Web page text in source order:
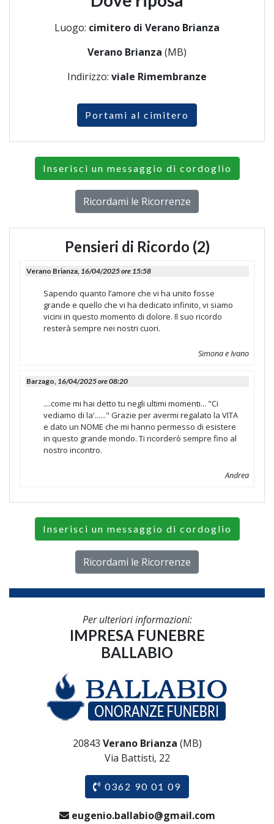
Luogo: cimitero di Verano Brianza
Verano Brianza (MB)
Indirizzo: viale Rimembranze
Portami al cimitero
Inserisci un messaggio di cordoglio
Ricordami le Ricorrenze
Pensieri di Ricordo (2)
Verano Brianza, 16/04/2025 ore 15:58
Sapendo quanto l’amore che vi ha unito fosse
grande e quello che vi ha dedicato infinito, vi siamo
vicini in questo momento di dolore. Il suo ricordo
resterà sempre nei nostri cuori.
Simona e Ivano
Barzago, 16/04/2025 ore 08:20
....come mi hai detto tu negli ultimi momenti... "Ci
vediamo di la'......" Grazie per avermi regalato la VITA
e dato un NOME che mi hanno permesso di esistere
in questo grande mondo. Ti ricorderò sempre fino al
nostro incontro.
Andrea
Inserisci un messaggio di cordoglio
Ricordami le Ricorrenze
Per ulteriori informazioni:
IMPRESA FUNEBRE
BALLABIO
20843 Verano Brianza (MB)
Via Battisti, 22
0362 90 01 09
eugenio.ballabio@gmail.com